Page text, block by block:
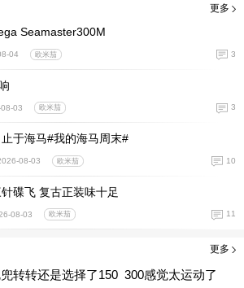
更多
Seamaster300M
04 欧米茄 3
03 欧米茄 3
于海马#我的海马周末#
08-03 欧米茄 10
碟飞 复古正装味十足
08-03 欧米茄 11
更多
转转还是选择了150 300感觉太运动了